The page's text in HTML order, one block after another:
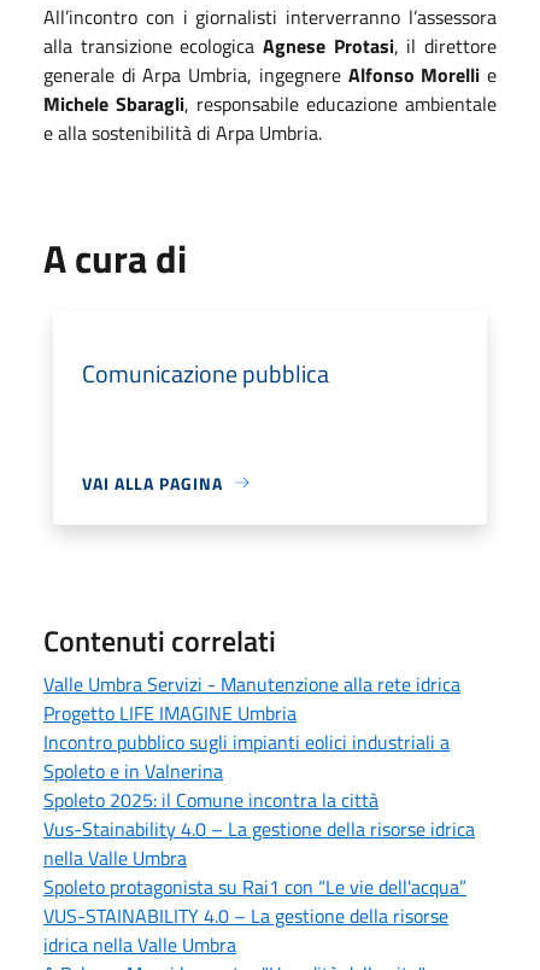
All’incontro con i giornalisti interverranno l’assessora
alla transizione ecologica Agnese Protasi, il direttore
generale di Arpa Umbria, ingegnere Alfonso Morelli e
Michele Sbaragli, responsabile educazione ambientale
e alla sostenibilità di Arpa Umbria.
A cura di
Comunicazione pubblica
VAI ALLA PAGINA
Contenuti correlati
Valle Umbra Servizi - Manutenzione alla rete idrica
Progetto LIFE IMAGINE Umbria
Incontro pubblico sugli impianti eolici industriali a
Spoleto e in Valnerina
Spoleto 2025: il Comune incontra la città
Vus-Stainability 4.0 – La gestione della risorse idrica
nella Valle Umbra
Spoleto protagonista su Rai1 con “Le vie dell'acqua”
VUS-STAINABILITY 4.0 – La gestione della risorse
idrica nella Valle Umbra